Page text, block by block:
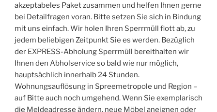
akzeptabeles Paket zusammen und helfen Ihnen gerne
bei Detailfragen voran. Bitte setzen Sie sich in Bindung
mit uns einfach. Wir holen Ihren Sperrmüll flott ab, zu
jedem beliebigen Zeitpunkt Sie es werden. Bezüglich
der EXPRESS-Abholung Sperrmüll bereithalten wir
Ihnen den Abholservice so bald wie nur möglich,
hauptsächlich innerhalb 24 Stunden.
Wohnungsauflösung in Spreemetropole und Region –
auf Bitte auch noch umgehend. Wenn Sie exemplarisch
die Meldeadresse ändern, neue Möbel aneignen oder